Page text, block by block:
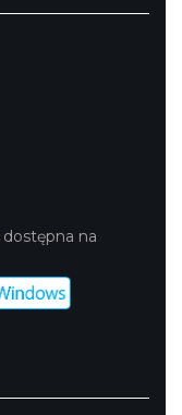
dostępna na